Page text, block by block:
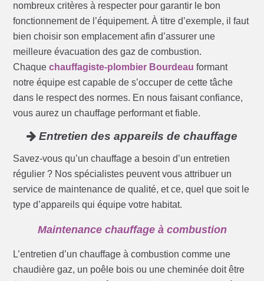
nombreux critères à respecter pour garantir le bon
fonctionnement de l’équipement. À titre d’exemple, il faut
bien choisir son emplacement afin d’assurer une
meilleure évacuation des gaz de combustion.
Chaquechauffagiste-plombier Bourdeau formant
notre équipe est capable de s’occuper de cette tâche
dans le respect des normes. En nous faisant confiance,
vous aurez un chauffage performant et fiable.
Entretien des appareils de chauffage
Savez-vous qu’un chauffage a besoin d’un entretien
régulier ? Nos spécialistes peuvent vous attribuer un
service de maintenance de qualité, et ce, quel que soit le
type d’appareils qui équipe votre habitat.
Maintenance chauffage à combustion
L’entretien d’un chauffage à combustion comme une
chaudière gaz, un poêle bois ou une cheminée doit être